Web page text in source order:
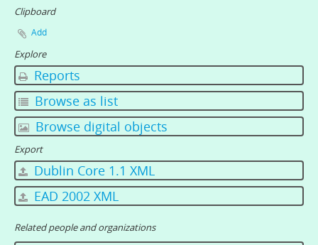
Clipboard
Add
Explore
Reports
Browse as list
Browse digital objects
Export
Dublin Core 1.1 XML
EAD 2002 XML
Related people and organizations